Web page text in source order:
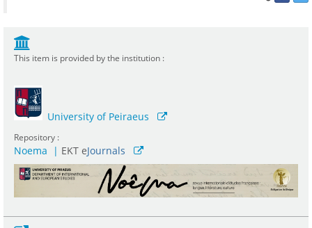
This item is provided by the institution :
University of Peiraeus
Repository :
Noema | ΕΚΤ eJournals